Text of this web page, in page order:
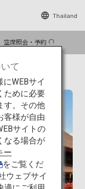
Thailand
空席照会・予約
一覧
伝統建築
て
WEBサイ
ために必要
す。その他
客様が自由
サイトの
なる場合が
ー
をご覧くだ
ウェブサイ